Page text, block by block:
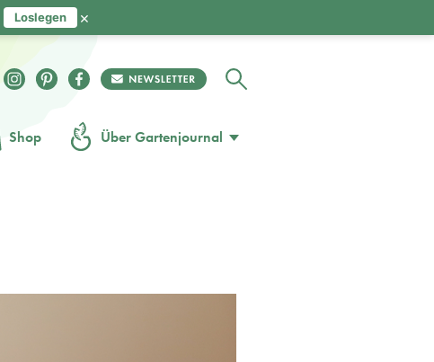
Shop Über Gartenjournal
Loslegen ×